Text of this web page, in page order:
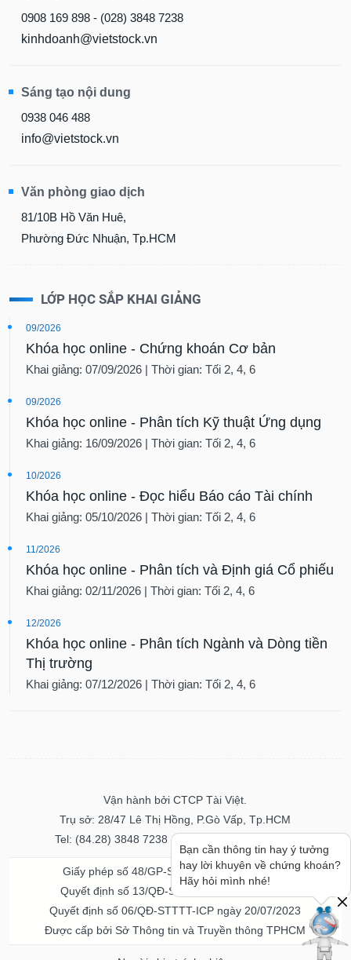
0908 169 898 - (028) 3848 7238
kinhdoanh@vietstock.vn
Sáng tạo nội dung
0938 046 488
info@vietstock.vn
Văn phòng giao dịch
81/10B Hồ Văn Huê,
Phường Đức Nhuận, Tp.HCM
LỚP HỌC SẮP KHAI GIẢNG
09/2026
Khóa học online - Chứng khoán Cơ bản
Khai giảng: 07/09/2026 | Thời gian: Tối 2, 4, 6
09/2026
Khóa học online - Phân tích Kỹ thuật Ứng dụng
Khai giảng: 16/09/2026 | Thời gian: Tối 2, 4, 6
10/2026
Khóa học online - Đọc hiểu Báo cáo Tài chính
Khai giảng: 05/10/2026 | Thời gian: Tối 2, 4, 6
11/2026
Khóa học online - Phân tích và Định giá Cổ phiếu
Khai giảng: 02/11/2026 | Thời gian: Tối 2, 4, 6
12/2026
Khóa học online - Phân tích Ngành và Dòng tiền
Thị trường
Khai giảng: 07/12/2026 | Thời gian: Tối 2, 4, 6
Vận hành bởi CTCP Tài Việt.
Trụ sở: 28/47 Lê Thị Hồng, P.Gò Vấp, Tp.HCM
Tel: (84.28) 3848 7238 - Fax: (84.28) 3848 7237
Giấy phép số 48/GP-STTTT ngày 04/11/2016
Quyết định số 13/QĐ-STTTT ngày 02/11/2017
Quyết định số 06/QĐ-STTTT-ICP ngày 20/07/2023
Được cấp bởi Sở Thông tin và Truyền thông TPHCM
Bạn cần thông tin hay ý tưởng
hay lời khuyên về chứng khoán?
Hãy hỏi mình nhé!